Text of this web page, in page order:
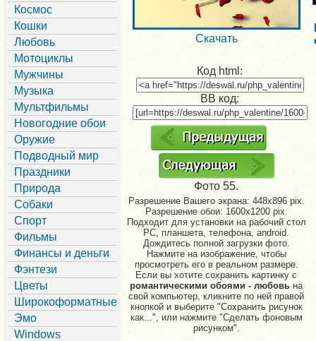
Космос
Кошки
Любовь
Мотоциклы
Мужчины
Музыка
Мультфильмы
Новогодние обои
Оружие
Подводный мир
Праздники
Природа
Собаки
Спорт
Фильмы
Финансы и деньги
Фэнтези
Цветы
Широкоформатные
Эмо
Windows
Скачать
Код html:
BB код:
Фото 55.
Разрешение Вашего экрана: 448x896 pix.
Разрешение обои: 1600x1200 pix.
Подходит для установки на рабочий стол
PC, планшета, телефона, android.
Дождитесь полной загрузки фото.
Нажмите на изображение, чтобы
просмотреть его в реальном размере.
Если вы хотите сохранить картинку с
романтическими обоями - любовь на
свой компьютер, кликните по ней правой
кнопкой и выберите "Сохранить рисунок
как...", или нажмите "Сделать фоновым
рисунком".